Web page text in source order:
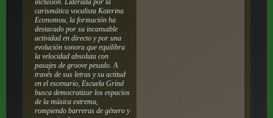
inclusión. Liderada por la
carismática vocalista Katerina
Economou, la formación ha
destacado por su incansable
actividad en directo y por una
evolución sonora que equilibra
la velocidad absoluta con
pasajes de groove pesado. A
través de sus letras y su actitud
en el escenario, Escuela Grind
busca democratizar los espacios
de la música extrema,
rompiendo barreras de género y